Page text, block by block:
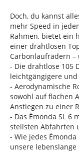
Doch, du kannst
mehr Speed in
Rahmen, bietet ein
einer drahtlosen
Carbonlaufrädern –
- Die drahtlose 105
leichtgängigere
- Aerodynamische
sowohl auf flachen
Anstiegen zu einer
- Das Émonda SL 6
steilsten Abfahrten
- Wie jedes
unsere lebenslange